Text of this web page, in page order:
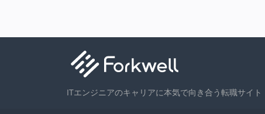
ITエンジニアのキャリアに本気で向き合う転職サイト